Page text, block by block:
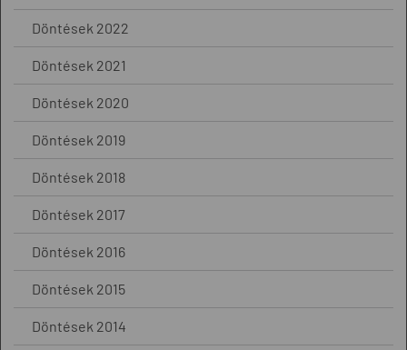
Döntések 2022
Döntések 2021
Döntések 2020
Döntések 2019
Döntések 2018
Döntések 2017
Döntések 2016
Döntések 2015
Döntések 2014